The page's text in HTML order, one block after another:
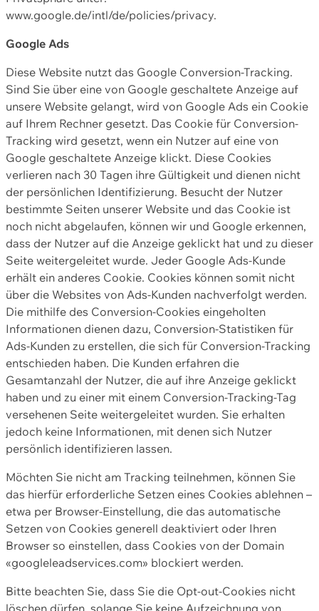
www.google.de/intl/de/policies/privacy.
Google Ads
Diese Website nutzt das Google Conversion-Tracking.
Sind Sie über eine von Google geschaltete Anzeige auf
unsere Website gelangt, wird von Google Ads ein Cookie
auf Ihrem Rechner gesetzt. Das Cookie für Conversion-
Tracking wird gesetzt, wenn ein Nutzer auf eine von
Google geschaltete Anzeige klickt. Diese Cookies
verlieren nach 30 Tagen ihre Gültigkeit und dienen nicht
der persönlichen Identifizierung. Besucht der Nutzer
bestimmte Seiten unserer Website und das Cookie ist
noch nicht abgelaufen, können wir und Google erkennen,
dass der Nutzer auf die Anzeige geklickt hat und zu dieser
Seite weitergeleitet wurde. Jeder Google Ads-Kunde
erhält ein anderes Cookie. Cookies können somit nicht
über die Websites von Ads-Kunden nachverfolgt werden.
Die mithilfe des Conversion-Cookies eingeholten
Informationen dienen dazu, Conversion-Statistiken für
Ads-Kunden zu erstellen, die sich für Conversion-Tracking
entschieden haben. Die Kunden erfahren die
Gesamtanzahl der Nutzer, die auf ihre Anzeige geklickt
haben und zu einer mit einem Conversion-Tracking-Tag
versehenen Seite weitergeleitet wurden. Sie erhalten
jedoch keine Informationen, mit denen sich Nutzer
persönlich identifizieren lassen.
Möchten Sie nicht am Tracking teilnehmen, können Sie
das hierfür erforderliche Setzen eines Cookies ablehnen –
etwa per Browser-Einstellung, die das automatische
Setzen von Cookies generell deaktiviert oder Ihren
Browser so einstellen, dass Cookies von der Domain
«googleleadservices.com» blockiert werden.
Bitte beachten Sie, dass Sie die Opt-out-Cookies nicht